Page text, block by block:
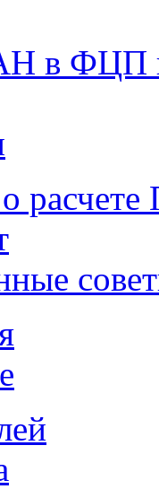
в ФЦП